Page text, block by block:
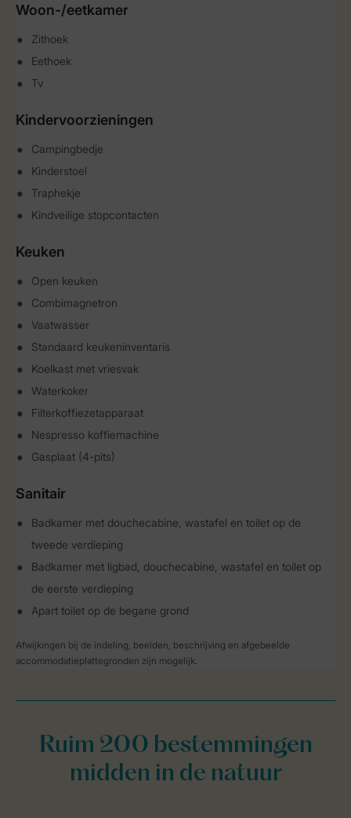
Woon-/eetkamer
Zithoek
Eethoek
Tv
Kindervoorzieningen
Campingbedje
Kinderstoel
Traphekje
Kindveilige stopcontacten
Keuken
Open keuken
Combimagnetron
Vaatwasser
Standaard keukeninventaris
Koelkast met vriesvak
Waterkoker
Filterkoffiezetapparaat
Nespresso koffiemachine
Gasplaat (4-pits)
Sanitair
Badkamer met douchecabine, wastafel en toilet op de
tweede verdieping
Badkamer met ligbad, douchecabine, wastafel en toilet op
de eerste verdieping
Apart toilet op de begane grond
Afwijkingen bij de indeling, beelden, beschrijving en afgebeelde
accommodatieplattegronden zijn mogelijk.
Ruim 200 bestemmingen
midden in de natuur